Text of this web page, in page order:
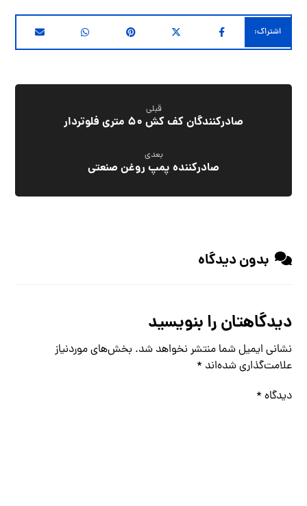
قبلی
صادرکنندگان کف کش ۵۰ متری فلوتردار
بعدی
صادرکننده پمپ روغن صنعتی
بدون دیدگاه
دیدگاهتان را بنویسید
نشانی ایمیل شما منتشر نخواهد شد. بخش‌های موردنیاز
علامت‌گذاری شده‌اند *
دیدگاه *